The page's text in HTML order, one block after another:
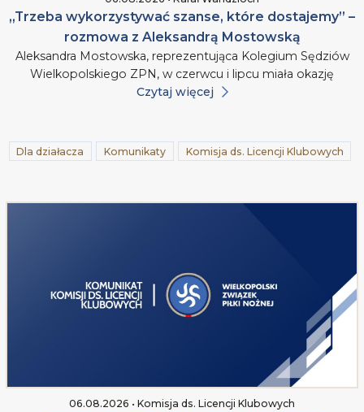
„Trzeba wykorzystywać szanse, które dostajemy” –
rozmowa z Aleksandrą Mostowską
Aleksandra Mostowska, reprezentująca Kolegium Sędziów
Wielkopolskiego ZPN, w czerwcu i lipcu miała okazję
Czytaj więcej
Dla działacza Komunikaty Komisja ds. Licencji Klubowych
06.08.2026 • Komisja ds. Licencji Klubowych